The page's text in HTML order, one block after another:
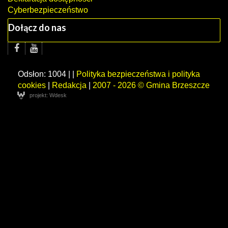
Cyberbezpieczeństwo
Dołącz do nas
Odsłon: 1004 | |
Polityka bezpieczeństwa i polityka
cookies
Redakcja 2007 - 2026 © Gmina Brzeszcze
projekt: Wdesk